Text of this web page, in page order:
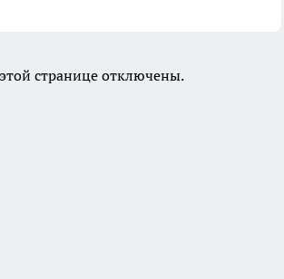
странице отключены.